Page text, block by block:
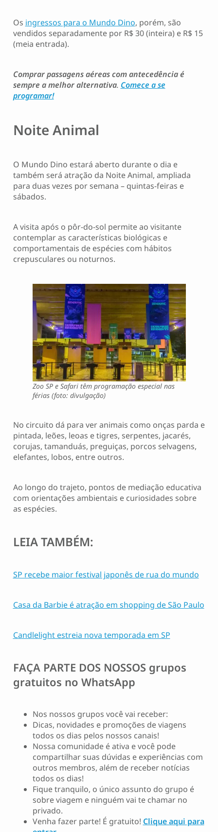
Os ingressos para o Mundo Dino, porém, são
vendidos separadamente por R$ 30 (inteira) e R$ 15
(meia entrada).
Comprar passagens aéreas com antecedência é
sempre a melhor alternativa. Comece a se
programar!
Noite Animal
O Mundo Dino estará aberto durante o dia e
também será atração da Noite Animal, ampliada
para duas vezes por semana – quintas-feiras e
sábados.
A visita após o pôr-do-sol permite ao visitante
contemplar as características biológicas e
comportamentais de espécies com hábitos
crepusculares ou noturnos.
Zoo SP e Safari têm programação especial nas
férias (foto: divulgação)
No circuito dá para ver animais como onças parda e
pintada, leões, leoas e tigres, serpentes, jacarés,
corujas, tamanduás, preguiças, porcos selvagens,
elefantes, lobos, entre outros.
Ao longo do trajeto, pontos de mediação educativa
com orientações ambientais e curiosidades sobre
as espécies.
LEIA TAMBÉM:
SP recebe maior festival japonês de rua do mundo
Casa da Barbie é atração em shopping de São Paulo
Candlelight estreia nova temporada em SP
FAÇA PARTE DOS NOSSOS grupos
gratuitos no WhatsApp
Nos nossos grupos você vai receber:
Dicas, novidades e promoções de viagens
todos os dias pelos nossos canais!
Nossa comunidade é ativa e você pode
compartilhar suas dúvidas e experiências com
outros membros, além de receber notícias
todos os dias!
Fique tranquilo, o único assunto do grupo é
sobre viagem e ninguém vai te chamar no
privado.
Venha fazer parte! É gratuito! Clique aqui para